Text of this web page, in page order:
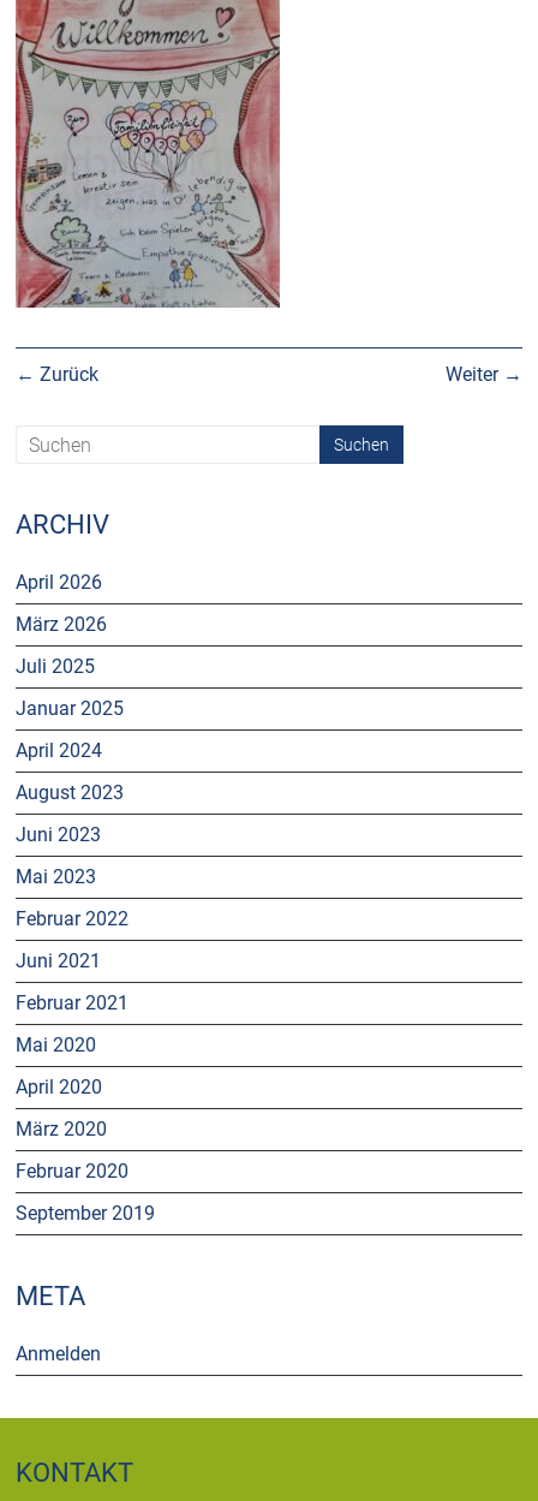
← Zurück Weiter →
ARCHIV
April 2026
März 2026
Juli 2025
Januar 2025
April 2024
August 2023
Juni 2023
Mai 2023
Februar 2022
Juni 2021
Februar 2021
Mai 2020
April 2020
März 2020
Februar 2020
September 2019
META
Anmelden
KONTAKT